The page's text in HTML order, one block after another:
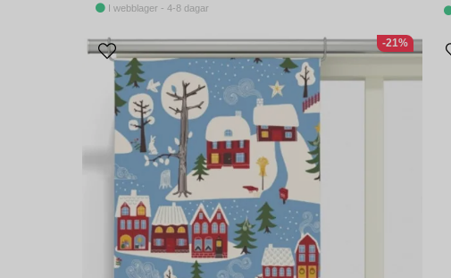
I webblager - 4-8 dagar
-21%